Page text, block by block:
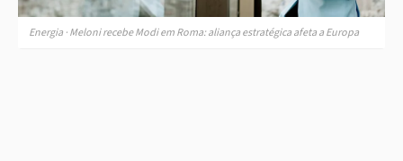
Energia · Meloni recebe Modi em Roma: aliança estratégica afeta a Europa